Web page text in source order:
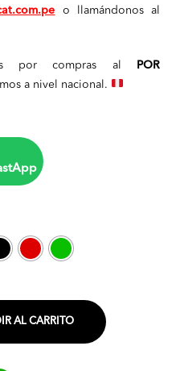
o llamándonos al
por compras al
POR
a nivel nacional.
AL CARRITO